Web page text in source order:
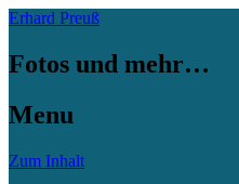
Erhard Preuß
Fotos und mehr…
Menu
Zum Inhalt